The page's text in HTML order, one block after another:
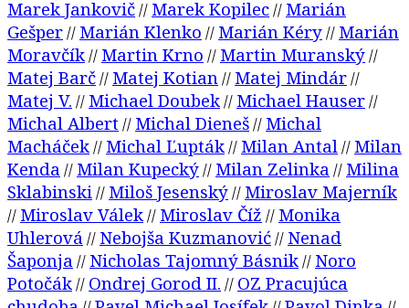
Marek Jankovič// Marek Kopilec// Marián
Gešper// Marián Klenko // Marián Kéry// Marián
Moravčík// Martin Krno // Martin Muranský//
Matej Barč// Matej Kotian// Matej Mindár//
Matej V. // Michael Doubek// Michael Hauser//
Michal Albert// Michal Dieneš// Michal
Macháček// Michal Ľupták// Milan Antal// Milan
Kenda // Milan Kupecký// Milan Zelinka // Milina
Sklabinski// Miloš Jesenský// Miroslav Majerník
// Miroslav Válek// Miroslav Číž // Monika
Uhlerová // Nebojša Kuzmanović// Nenad
Šaponja // Nicholas Tajomný Básnik// Noro
Potočák// Ondrej Gorod II. // OZ Pracujúca